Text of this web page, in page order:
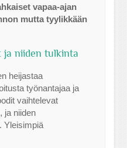
vapaa-ajan
mutta tyylikkään
ja niiden tulkinta
heijastaa
työnantajaa ja
vaihtelevat
ja niiden
Yleisimpiä